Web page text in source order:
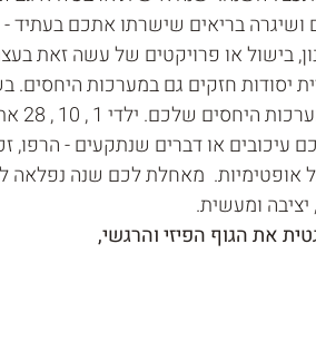
בריאים שישרתו אתכם בעתיד
בישול או פרויקטים של עשה זאת
יסודות חזקים גם במערכות היחסים.
חשוב להיות
עיכובים או דברים שנתקעים - הרפו,
אופטימיות.  מאחלת לכם שנה נפלאה
ומעשית.
את הגוף הפיזי והרגשי,